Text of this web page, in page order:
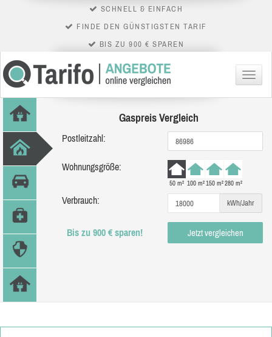
SCHNELL & EINFACH
FINDE DEN GÜNSTIGSTEN TARIF
BIS ZU 900 € SPAREN
Menü
Gaspreis Vergleich
Postleitzahl:
Wohnungsgröße:
50 m² 100 m²150 m²280 m²
Verbrauch: kWh/Jahr
Bis zu 900 € sparen! Jetzt vergleichen